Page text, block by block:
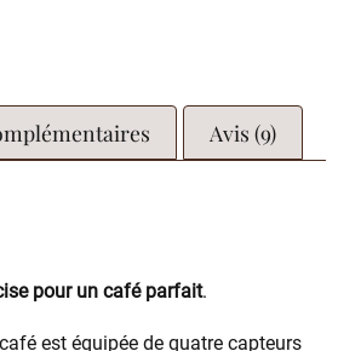
Avis (9)
pour un café parfait.
est équipée de quatre capteurs